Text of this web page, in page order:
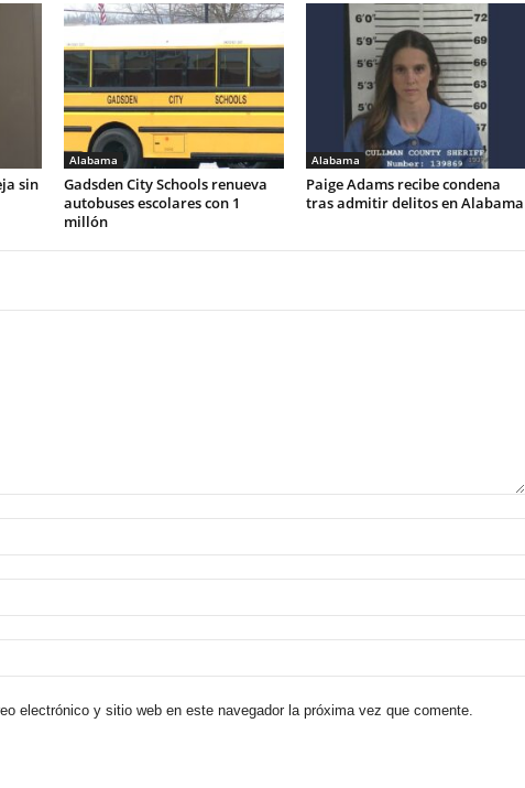
sin
Alabama
Gadsden City Schools renueva
autobuses escolares con 1
millón
Alabama
Paige Adams recibe condena
tras admitir delitos en Alabama
electrónico y sitio web en este navegador la próxima vez que comente.